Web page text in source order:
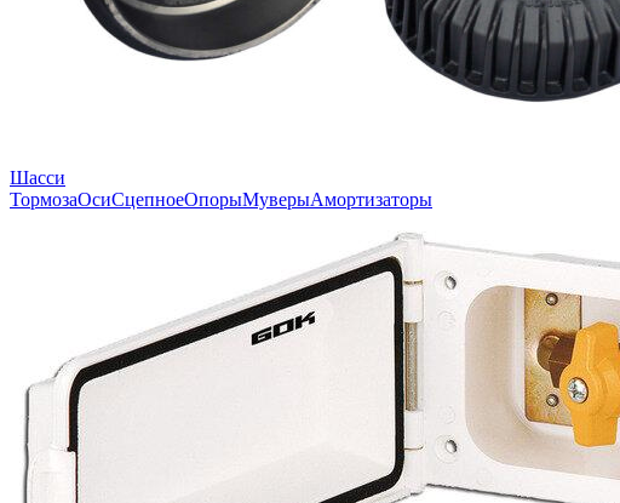
Шасси
ТормозаОсиСцепноеОпорыМуверыАмортизаторы